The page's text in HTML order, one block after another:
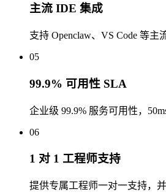
主流 IDE 集成
支持 Openclaw、VS Code 等
05
99.9% 可用性 SLA
企业级 99.9% 服务可用性，
06
1 对 1 工程师支持
提供专属工程师一对一支持，